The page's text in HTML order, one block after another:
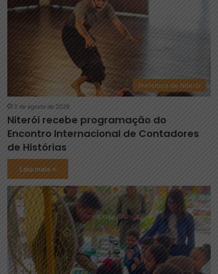
Prefeitura de Niterói
3 de agosto de 2026
Niterói recebe programação do
Encontro Internacional de Contadores
de Histórias
Leia mais »